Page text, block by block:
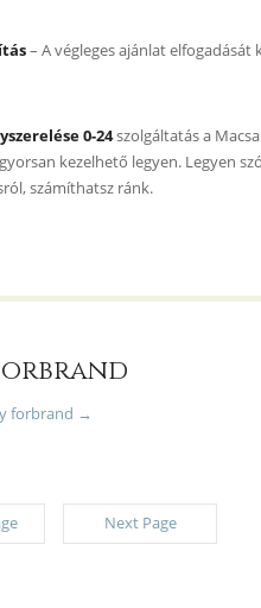
– A végleges ajánlat
0-24szolgáltatás a
kezelhető legyen. Legyen
számíthatsz ránk.
forbrand →
Next Page